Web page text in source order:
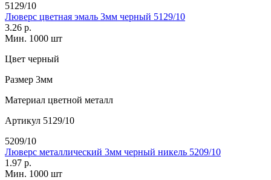
5129/10
Люверс цветная эмаль 3мм черный 5129/10
3.26 р.
Мин. 1000 шт
Цвет черный
Размер 3мм
Материал цветной металл
Артикул 5129/10
5209/10
Люверс металлический 3мм черный никель 5209/10
1.97 р.
Мин. 1000 шт